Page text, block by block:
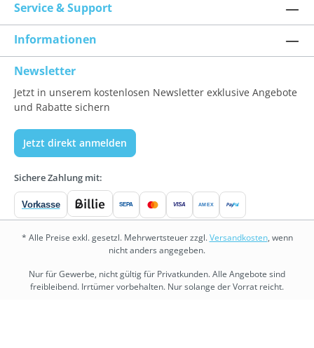
Service & Support
Informationen
Newsletter
Jetzt in unserem kostenlosen Newsletter exklusive Angebote
und Rabatte sichern
Jetzt direkt anmelden
Sichere Zahlung mit:
Vorkasse SEPA VISA AMEX PayPal
* Alle Preise exkl. gesetzl. Mehrwertsteuer zzgl.Versandkosten, wenn
nicht anders angegeben.
Nur für Gewerbe, nicht gültig für Privatkunden. Alle Angebote sind
freibleibend. Irrtümer vorbehalten. Nur solange der Vorrat reicht.